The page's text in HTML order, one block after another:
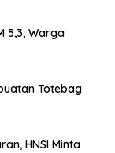
5,3, Warga
Totebag
HNSI Minta